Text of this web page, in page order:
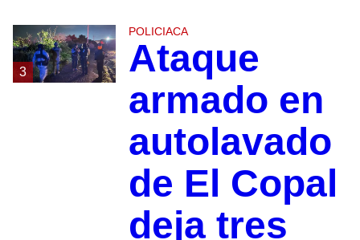
3
POLICIACA
Ataque
armado en
autolavado
de El Copal
deja tres